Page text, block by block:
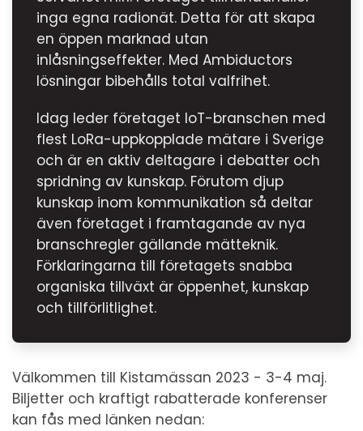
inga egna radionät. Detta för att skapa
en öppen marknad utan
inlåsningseffekter. Med Ambiductors
lösningar bibehålls total valfrihet.
Idag leder företaget IoT-branschen med
flest LoRa-uppkopplade mätare i Sverige
och är en aktiv deltagare i debatter och
spridning av kunskap. Förutom djup
kunskap inom kommunikation så deltar
även företaget i framtagande av nya
branschregler gällande mätteknik.
Förklaringarna till företagets snabba
organiska tillväxt är öppenhet, kunskap
och tillförlitlighet.
Välkommen till Kistamässan 2023 - 3-4 maj.
Biljetter och kraftigt rabatterade konferenser
kan fås med länken nedan: